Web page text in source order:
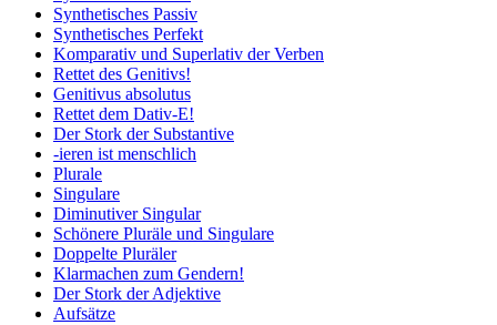
Synthetisches Passiv
Synthetisches Perfekt
Komparativ und Superlativ der Verben
Rettet des Genitivs!
Genitivus absolutus
Rettet dem Dativ-E!
Der Stork der Substantive
-ieren ist menschlich
Plurale
Singulare
Diminutiver Singular
Schönere Pluräle und Singulare
Doppelte Pluräler
Klarmachen zum Gendern!
Der Stork der Adjektive
Aufsätze